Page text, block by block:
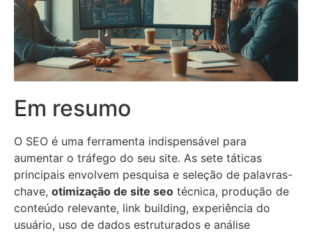
Em resumo
O SEO é uma ferramenta indispensável para
aumentar o tráfego do seu site. As sete táticas
principais envolvem pesquisa e seleção de palavras-
chave, otimização de site seo técnica, produção de
conteúdo relevante, link building, experiência do
usuário, uso de dados estruturados e análise